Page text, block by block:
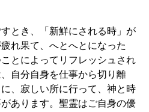
とき、「新鮮にされる時」が
れ果て、へとへとになった
とによってリフレッシュされ
自分自身を仕事から切り離
、寂しい所に行って、神と時
あります。聖霊はご自身の優